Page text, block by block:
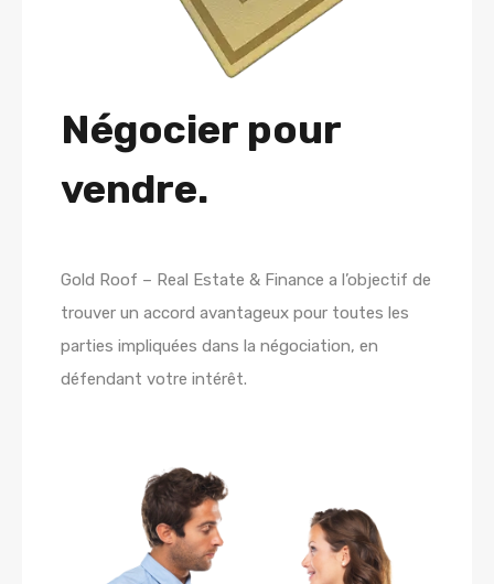
Négocier pour
vendre.
Gold Roof – Real Estate & Finance a l’objectif de
trouver un accord avantageux pour toutes les
parties impliquées dans la négociation, en
défendant votre intérêt.